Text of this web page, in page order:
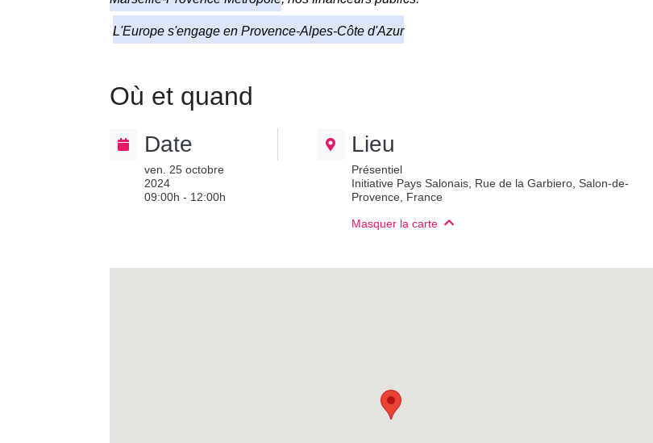
L'Europe s'engage en Provence-Alpes-Côte d'Azur
Où et quand
Date
ven. 25 octobre
2024
09:00h - 12:00h
Lieu
Présentiel
Initiative Pays Salonais, Rue de la Garbiero, Salon-de-
Provence, France
Masquer la carte